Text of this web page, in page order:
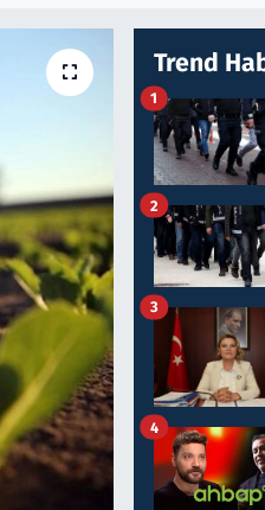
Trend
1
2
3
4